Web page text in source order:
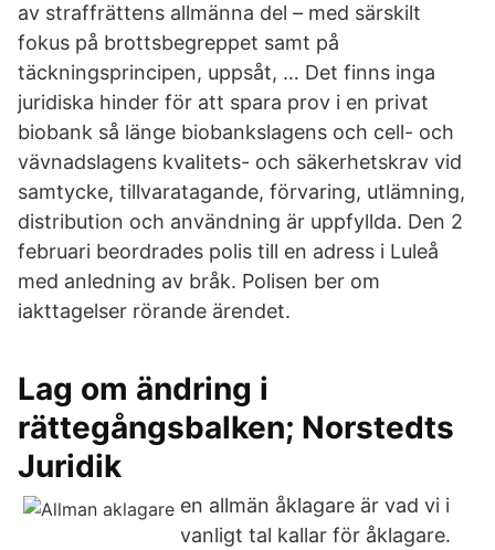
av straffrättens allmänna del – med särskilt
fokus på brottsbegreppet samt på
täckningsprincipen, uppsåt, … Det finns inga
juridiska hinder för att spara prov i en privat
biobank så länge biobankslagens och cell- och
vävnadslagens kvalitets- och säkerhetskrav vid
samtycke, tillvaratagande, förvaring, utlämning,
distribution och användning är uppfyllda. Den 2
februari beordrades polis till en adress i Luleå
med anledning av bråk. Polisen ber om
iakttagelser rörande ärendet.
Lag om ändring i
rättegångsbalken; Norstedts
Juridik
en allmän åklagare är vad vi i
vanligt tal kallar för åklagare.